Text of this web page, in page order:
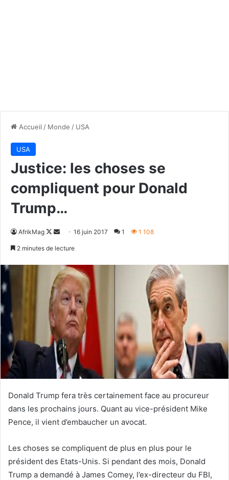
Accueil / Monde / USA
USA
Justice: les choses se
compliquent pour Donald
Trump…
AfrikMag
Follow
Envoyer16 juin 2017 1 1 108
2 minutes de lecture
Donald Trump fera très certainement face au procureur
dans les prochains jours. Quant au vice-président Mike
Pence, il vient d’embaucher un avocat.
Les choses se compliquent de plus en plus pour le
président des Etats-Unis. Si pendant des mois, Donald
Trump a demandé à James Comey, l’ex-directeur du FBI,